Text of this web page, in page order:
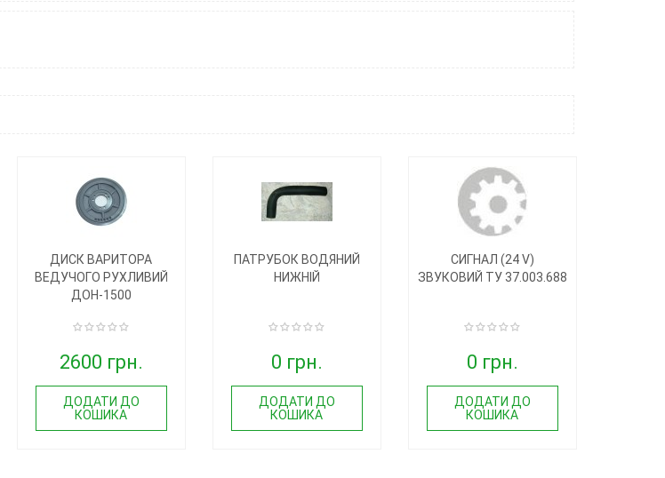
ДИСК ВАРИТОРА
ВЕДУЧОГО РУХЛИВИЙ
ДОН-1500
2600 грн.
ДОДАТИ ДО
КОШИКА
ПАТРУБОК ВОДЯНИЙ
НИЖНІЙ
0 грн.
ДОДАТИ ДО
КОШИКА
СИГНАЛ (24 V)
ЗВУКОВИЙ ТУ 37.003.688
0 грн.
ДОДАТИ ДО
КОШИКА